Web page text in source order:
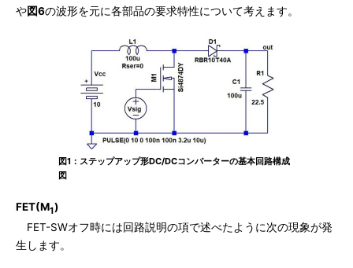
や図6の波形を元に各部品の要求特性について考えます。
図1：ステップアップ形DC/DCコンバーターの基本回路構成
図
FET(M1)
FET-SWオフ時には回路説明の項で述べたように次の現象が発
生します。